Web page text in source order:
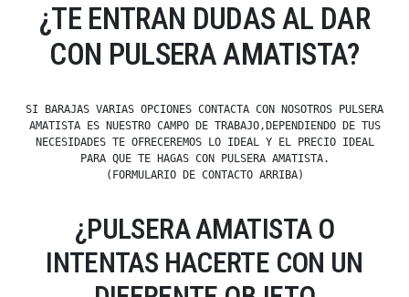
¿TE ENTRAN DUDAS AL DAR
CON PULSERA AMATISTA?
SI BARAJAS VARIAS OPCIONES CONTACTA CON NOSOTROS PULSERA
AMATISTA ES NUESTRO CAMPO DE TRABAJO,DEPENDIENDO DE TUS
NECESIDADES TE OFRECEREMOS LO IDEAL Y EL PRECIO IDEAL
PARA QUE TE HAGAS CON PULSERA AMATISTA.
(FORMULARIO DE CONTACTO ARRIBA)
¿PULSERA AMATISTA O
INTENTAS HACERTE CON UN